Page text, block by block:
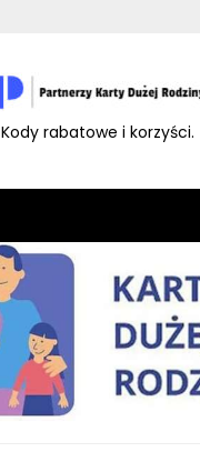
Kody rabatowe i korzyści.